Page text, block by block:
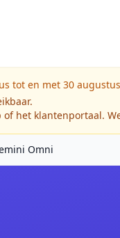
tot en met 30
het klantenportaal.
Omni